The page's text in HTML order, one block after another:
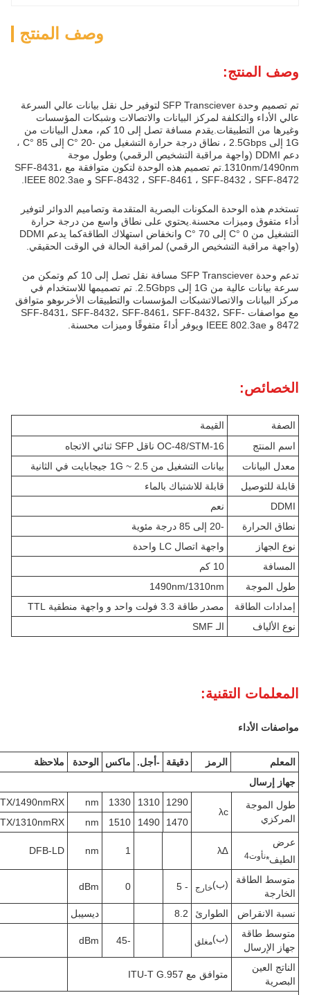
وصف المنتج
وصف المنتج:
تم تصميم وحدة SFP Transciever لتوفير حل نقل بيانات عالي السرعة
عالي الأداء والتكلفة لمركز البيانات والاتصالات وشبكات المؤسسات
وغيرها من التطبيقات.يقدم مسافة تصل إلى 10 كم، معدل البيانات من
1G إلى 2.5Gbps ، نطاق درجة حرارة التشغيل من -20 °C إلى 85 °C ،
دعم DDMI (واجهة مراقبة التشخيص الرقمي) وطول موجة
1310nm/1490nm.تم تصميم هذه الوحدة لتكون متوافقة مع SFF-8431،
SFF-8432 ، SFF-8461 ، SFF-8432 ، SFF-8472 و IEEE 802.3ae.
تستخدم هذه الوحدة المكونات البصرية المتقدمة وتصاميم الدوائر لتوفير
أداء متفوق وميزات محسنة.يحتوي على نطاق واسع من درجة حرارة
التشغيل من 0 °C إلى 70 °C وانخفاض استهلاك الطاقةكما يدعم DDMI
(واجهة مراقبة التشخيص الرقمي) لمراقبة الحالة في الوقت الحقيقي.
تدعم وحدة SFP Transciever مسافة نقل تصل إلى 10 كم وتمكن من
سرعة بيانات عالية من 1G إلى 2.5Gbps. تم تصميمها للاستخدام في
مركز البيانات والاتصالاتشبكات المؤسسات والتطبيقات الأخرىوهو متوافق
مع مواصفات SFF-8431، SFF-8432، SFF-8461، SFF-8432، SFF-
8472 و IEEE 802.3ae ويوفر أداءً متفوقًا وميزات محسنة.
الخصائص:
الصفة
القيمة
اسم المنتج
OC-48/STM-16 ناقل SFP ثنائي الاتجاه
معدل البيانات
بيانات التشغيل من 1G ~ 2.5 جيجابايت في الثانية
قابلة للتوصيل
قابلة للاشتباك بالماء
DDMI
نعم
نطاق الحرارة
-20 إلى 85 درجة مئوية
نوع الجهاز
واجهة اتصال LC واحدة
المسافة
10 كم
طول الموجة
1490nm/1310nm
إمدادات الطاقة
مصدر طاقة 3.3 فولت واحد و واجهة منطقية TTL
نوع الألياف
الـ SMF
المعلمات التقنية:
مواصفات الأداء
المعلم الرمز دقيقة -أجل. ماكس الوحدة
ملاحظة
جهاز إرسال
طول الموجة
المركزي
λc
1290
1310
1330
nm
1490nmRX
1470
1490
1510
nm
1310nmRX
عرض
الطيف*نأوت4
∆λ
1
nm
DFB-LD
متوسط الطاقة
الخارجة
(ب)خارج - 5
0
dBm
نسبة الانقراض الطوارئ 8.2
ديسيبل
متوسط طاقة
جهاز الإرسال
(ب)مغلق -45
dBm
الناتج العين
البصرية
متوافق مع ITU-T G.957